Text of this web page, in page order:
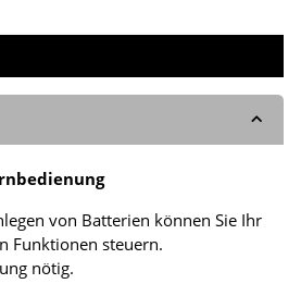
von Batterien können Sie Ihr
Funktionen steuern.
nötig.